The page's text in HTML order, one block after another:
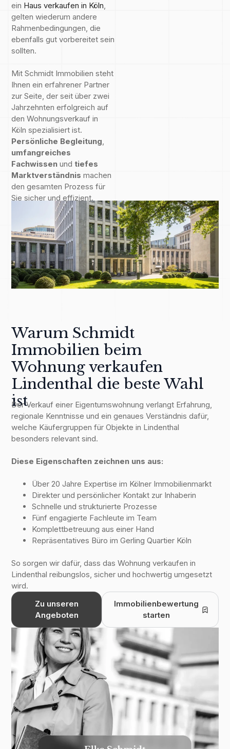
ein Haus verkaufen in Köln,
gelten wiederum andere
Rahmenbedingungen, die
ebenfalls gut vorbereitet sein
sollten.
Mit Schmidt Immobilien steht
Ihnen ein erfahrener Partner
zur Seite, derseit über zwei
Jahrzehntenerfolgreich auf
den Wohnungsverkauf in
Köln spezialisiert ist.
Persönliche Begleitung,
umfangreiches
Fachwissen und tiefes
Marktverständnis machen
den gesamten Prozess für
Sie sicher und effizient.
Warum Schmidt
Immobilien beim
Wohnung verkaufen
Lindenthal die beste Wahl
ist
Der Verkauf einer Eigentumswohnung verlangt Erfahrung,
regionale Kenntnisse und ein genaues Verständnis dafür,
welche Käufergruppen für Objekte in Lindenthal
besonders relevant sind.
Diese Eigenschaften zeichnen uns aus:
Über 20 Jahre Expertise im Kölner Immobilienmarkt
Direkter und persönlicher Kontakt zur Inhaberin
Schnelle und strukturierte Prozesse
Fünf engagierte Fachleute im Team
Komplettbetreuung aus einer Hand
Repräsentatives Büro im Gerling Quartier Köln
So sorgen wir dafür, dass dasWohnung verkaufen in
Lindenthal reibungslos, sicher und hochwertig umgesetzt
wird.
Zu unseren
Angeboten
Immobilienbewertung
starten